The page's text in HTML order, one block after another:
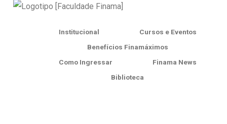
Institucional
Cursos e Eventos
Benefícios Finamáximos
Como Ingressar
Finama News
Biblioteca